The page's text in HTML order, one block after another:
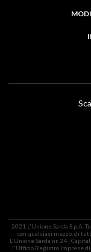
2021 L'Unione Sarda S.p.A.
con qualsiasi mezzo, di
L'Unione Sarda nr. 24 |
l'Ufficio Registro Imprese di